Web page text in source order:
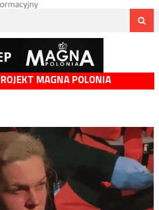
MAGNA POLONIA